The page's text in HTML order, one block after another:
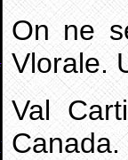
On ne
Vlorale.
Val
Canada.